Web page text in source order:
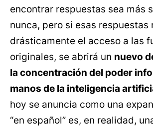
encontrar respuestas sea más
nunca, pero si esas respuestas
drásticamente el acceso a las
originales, se abrirá un nuevo
la concentración del poder
manos de la inteligencia
hoy se anuncia como una
“en español” es, en realidad,